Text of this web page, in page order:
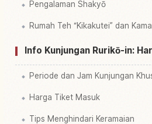
Pengalaman Shakyō
Rumah Teh “Kikakutei” dan
Info Kunjungan Rurikō-in:
Periode dan Jam Kunjungan
Harga Tiket Masuk
Tips Menghindari Keramaian